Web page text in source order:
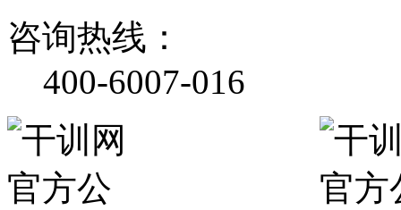
咨询热线：
400-6007-016